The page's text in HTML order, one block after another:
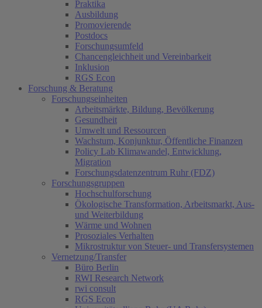
Praktika
Ausbildung
Promovierende
Postdocs
Forschungsumfeld
Chancengleichheit und Vereinbarkeit
Inklusion
RGS Econ
Forschung & Beratung
Forschungseinheiten
Arbeitsmärkte, Bildung, Bevölkerung
Gesundheit
Umwelt und Ressourcen
Wachstum, Konjunktur, Öffentliche Finanzen
Policy Lab Klimawandel, Entwicklung,
Migration
Forschungsdatenzentrum Ruhr (FDZ)
Forschungsgruppen
Hochschulforschung
Ökologische Transformation, Arbeitsmarkt, Aus-
und Weiterbildung
Wärme und Wohnen
Prosoziales Verhalten
Mikrostruktur von Steuer- und Transfersystemen
Vernetzung/Transfer
Büro Berlin
RWI Research Network
rwi consult
RGS Econ